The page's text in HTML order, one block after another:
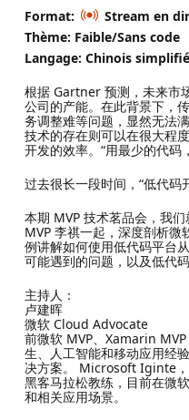
Format:
Stream en
Thème: Faible/Sans code
Langage: Chinois simplifié
根据 Gartner 预测，未来市
公司的产能。在此背景下，
务调整难等问题，显然无法
技术的存在则可以在很大程
开发的效率。“用最少的代码
过去很长一段时间，“低代码
本期 MVP 技术茗品会，我
MVP 李祺一起，深度剖析微
例讲解如何使用低代码平台
可能遇到的问题，以及低代
主持人：
卢建晖
微软 Cloud Advocate
前微软 MVP、Xamarin
生、人工智能和移动应用经
决方案。 Microsoft Iginte
黑客马拉松教练，目前在微
和相关应用场景。